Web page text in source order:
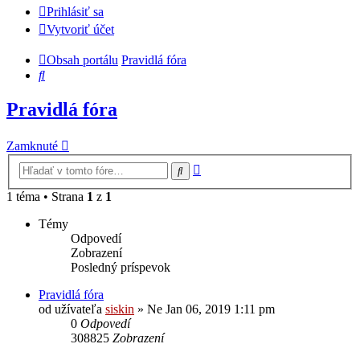
Prihlásiť sa
Vytvoriť účet
Obsah portálu Pravidlá fóra
Hľadať
Pravidlá fóra
Zamknuté
Hľadať
1 téma • Strana 1 z 1
Témy
Odpovedí
Zobrazení
Posledný príspevok
Pravidlá fóra
od užívateľa siskin » Ne Jan 06, 2019 1:11 pm
0 Odpovedí
308825 Zobrazení